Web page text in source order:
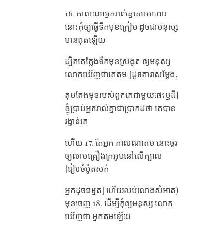
16. កាល​ណា​អ្នក​រាល់​គ្នា​តម​អាហារ
នោះ​កុំ​ឲ្យ​ធ្វើ​ទឹក​មុខ​ក្រៀម ដូច​ជា​មនុស្ស​
មាន​ពុត​ឡើយ
ដ្បិត​គេ​ក្លែង​ទឹក​មុខ​ស្រងូត ឲ្យ​មនុស្ស​
លោក​ឃើញ​ថា​គេ​តម [ដូចតារាសម្ដែង,
តុបតែងមុខរបស់ពួកគេជាមួយផេះឬដី]
ខ្ញុំ​ប្រាប់​អ្នក​រាល់​គ្នា​ជា​ប្រាកដ​ថា គេ​បាន​
រង្វាន់​គេ​
ហើយ 17. តែ​អ្នក កាល​ណា​តម នោះ​ចូរ​
ឲ្យ​លាប​គ្រឿង​ក្រអូប​នៅ​លើ​ក្បាល
[រៀបចំម៉ូតសក់
អ្នកដូចធម្មត] ហើយ​លប់(លាងសំអាត)​
មុខ​ចេញ 18. ដើម្បី​កុំ​ឲ្យ​មនុស្ស​ លោក​
ឃើញ​ថា អ្នក​តម​ឡើយ